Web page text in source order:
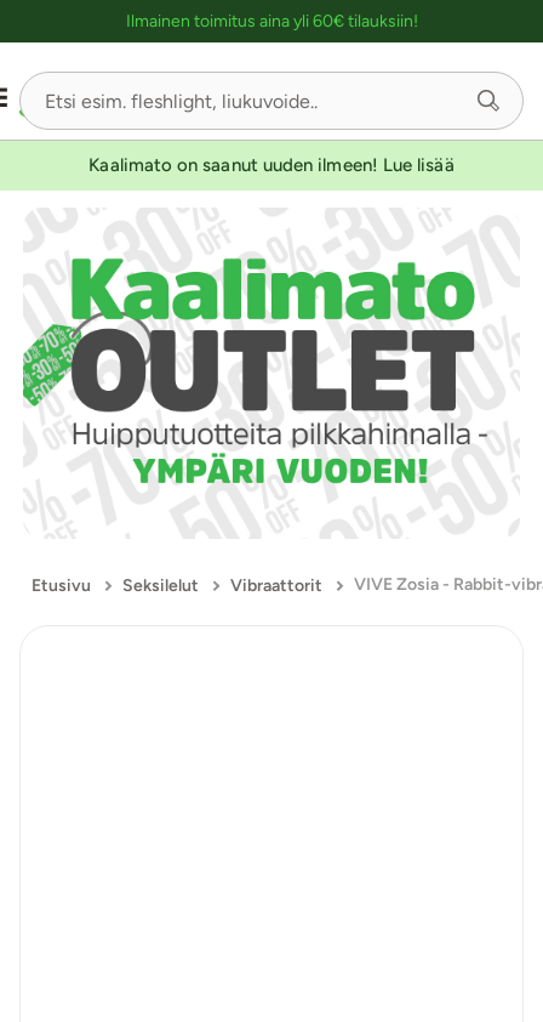
Ilmainen toimitus aina yli 60€ tilauksiin!
Kaalimato on saanut uuden ilmeen! Lue lisää
Etusivu Seksilelut Vibraattorit VIVE Zosia - Rabbit-